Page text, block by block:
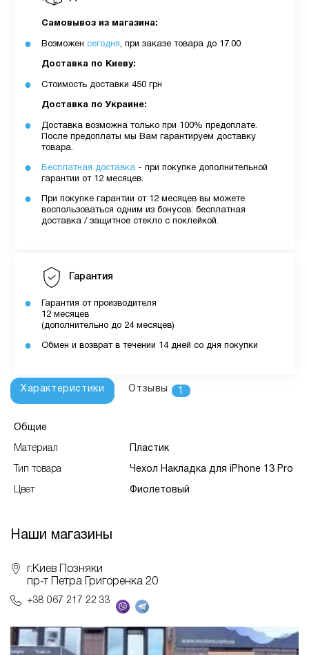
Самовывоз из магазина:
Возможен сегодня, при заказе товара до 17.00
Доставка по Киеву:
Стоимость доставки 450 грн
Доставка по Украине:
Доставка возможна только при 100% предоплате.
После предоплаты мы Вам гарантируем доставку
товара.
Бесплатная доставка - при покупке дополнительной
гарантии от 12 месяцев.
При покупке гарантии от 12 месяцев вы можете
воспользоваться одним из бонусов: бесплатная
доставка / защитное стекло с поклейкой.
Гарантия
Гарантия от производителя
12 месяцев
(дополнительно до 24 месяцев)
Обмен и возврат в течении 14 дней со дня покупки
Характеристики Отзывы 1
Общие
Материал Пластик
Тип товара Чехол Накладка для iPhone 13 Pro
Цвет Фиолетовый
Наши магазины
г.Киев Позняки
пр-т Петра Григоренка 20
+38 067 217 22 33